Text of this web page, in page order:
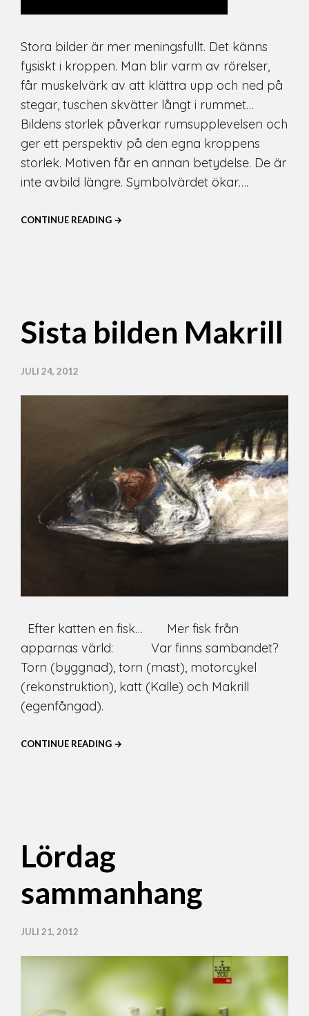
Stora bilder är mer meningsfullt. Det känns
fysiskt i kroppen. Man blir varm av rörelser,
får muskelvärk av att klättra upp och ned på
stegar, tuschen skvätter långt i rummet…
Bildens storlek påverkar rumsupplevelsen och
ger ett perspektiv på den egna kroppens
storlek. Motiven får en annan betydelse. De är
inte avbild längre. Symbolvärdet ökar….
CONTINUE READING →
Sista bilden Makrill
JULI 24, 2012
Efter katten en fisk… Mer fisk från
apparnas värld: Var finns sambandet?
Torn (byggnad), torn (mast), motorcykel
(rekonstruktion), katt (Kalle) och Makrill
(egenfångad).
CONTINUE READING →
Lördag
sammanhang
JULI 21, 2012